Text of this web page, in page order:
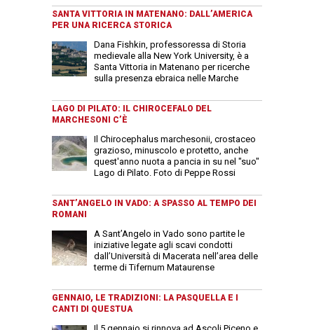
SANTA VITTORIA IN MATENANO: DALL’AMERICA
PER UNA RICERCA STORICA
Dana Fishkin, professoressa di Storia
medievale alla New York University, è a
Santa Vittoria in Matenano per ricerche
sulla presenza ebraica nelle Marche
LAGO DI PILATO: IL CHIROCEFALO DEL
MARCHESONI C’È
Il Chirocephalus marchesonii, crostaceo
grazioso, minuscolo e protetto, anche
quest'anno nuota a pancia in su nel "suo"
Lago di Pilato. Foto di Peppe Rossi
SANT’ANGELO IN VADO: A SPASSO AL TEMPO DEI
ROMANI
A Sant’Angelo in Vado sono partite le
iniziative legate agli scavi condotti
dall’Università di Macerata nell’area delle
terme di Tifernum Mataurense
GENNAIO, LE TRADIZIONI: LA PASQUELLA E I
CANTI DI QUESTUA